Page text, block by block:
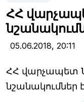
ՀՀ
05.06.2018, 20:11
ՀՀ վարչապետ
նշանակումներ